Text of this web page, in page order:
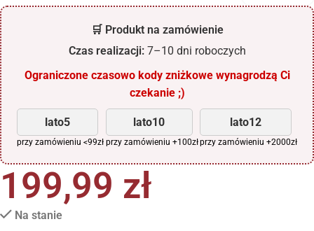
🛒 Produkt na zamówienie
Czas realizacji:7–10 dni roboczych
Ograniczone czasowo kody zniżkowe wynagrodzą Ci
czekanie ;)
lato5
przy zamówieniu <99zł
lato10
przy zamówieniu +100zł
lato12
przy zamówieniu +2000zł
199,99 zł
Na stanie